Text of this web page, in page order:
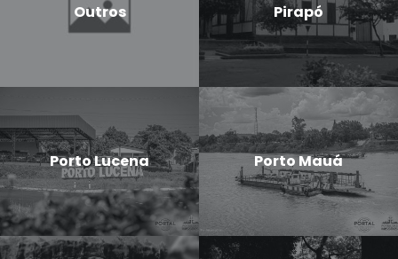
Outros Pirapó
Porto Lucena Porto Mauá